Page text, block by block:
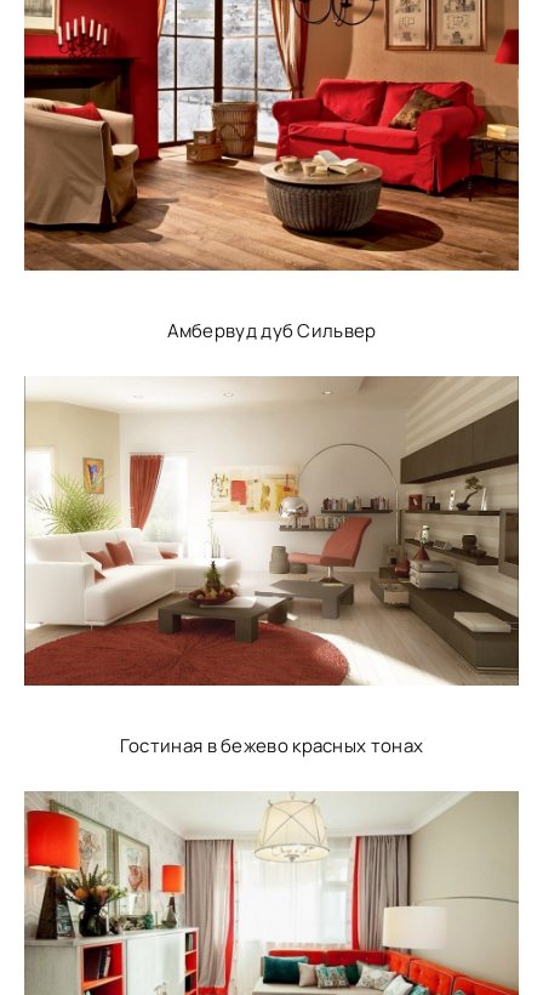
Амбервуд дуб Сильвер
Гостиная в бежево красных тонах